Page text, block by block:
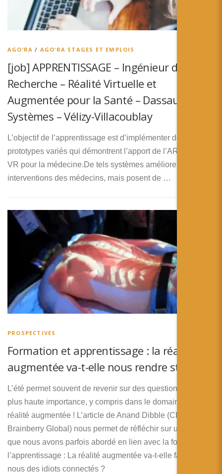
AGO’RA / AGO’RA STAGES ET EMPLOIS
[job] APPRENTISSAGE – Ingénieur de
Recherche – Réalité Virtuelle et
Augmentée pour la Santé – Dassault
Systèmes – Vélizy-Villacoublay
L’objectif de l’apprentissage est d’implémenter des
prototypes variés qui démontrent l’apport de l’AR et de la
VR pour la médecine.De tels systèmes améliorent les
interventions des médecins, mais posent de …
PROSPECTIVES
Formation et apprentissage : la réalité
augmentée va-t-elle nous rendre stupide ?
L’été permet souvent de revenir sur des questions de la
plus haute importance, y compris dans le domaine de la
réalité augmentée ! L’article de Anand Dibble (CIO de
Brainberry Global) nous permet de réfléchir sur un point
que nous avons parfois abordé en lien avec la formation et
l’apprentissage : La réalité augmentée va-t-elle faire de
nous des idiots connectés ?